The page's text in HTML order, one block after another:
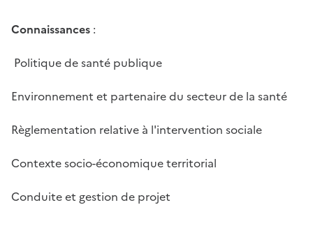
Connaissances :
Politique de santé publique
Environnement et partenaire du secteur de la santé
Règlementation relative à l'intervention sociale
Contexte socio-économique territorial
Conduite et gestion de projet